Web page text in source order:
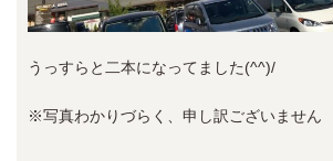
うっすらと二本になってました(^^)/
※写真わかりづらく、申し訳ございません